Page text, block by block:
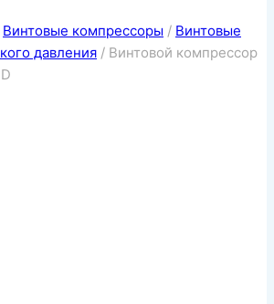
Винтовые компрессоры / Винтовые
давления / Винтовой компрессор